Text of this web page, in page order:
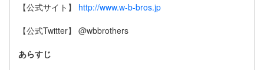
【公式サイト】 http://www.w-b-bros.jp
【公式Twitter】 @wbbrothers
あらすじ